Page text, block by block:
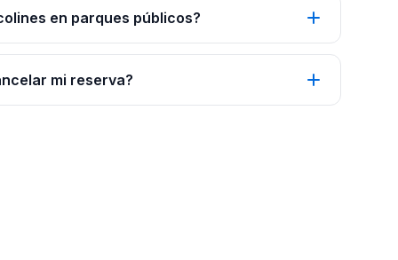
en parques públicos?
mi reserva?